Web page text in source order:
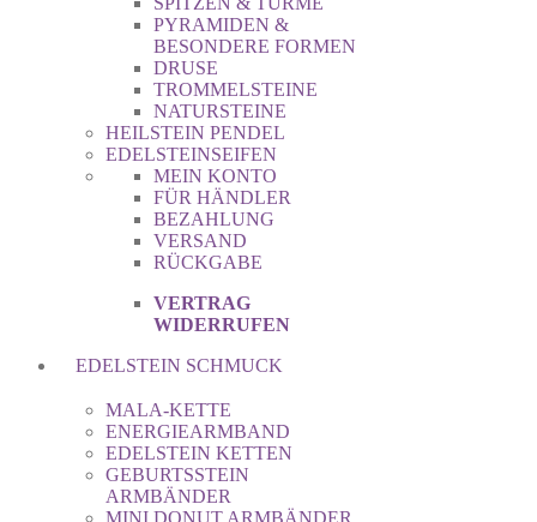
PYRAMIDEN &
BESONDERE FORMEN
DRUSE
TROMMELSTEINE
NATURSTEINE
HEILSTEIN PENDEL
EDELSTEINSEIFEN
MEIN KONTO
FÜR HÄNDLER
BEZAHLUNG
VERSAND
RÜCKGABE
VERTRAG
WIDERRUFEN
EDELSTEIN SCHMUCK
MALA-KETTE
ENERGIEARMBAND
EDELSTEIN KETTEN
GEBURTSSTEIN
ARMBÄNDER
MINI DONUT ARMBÄNDER